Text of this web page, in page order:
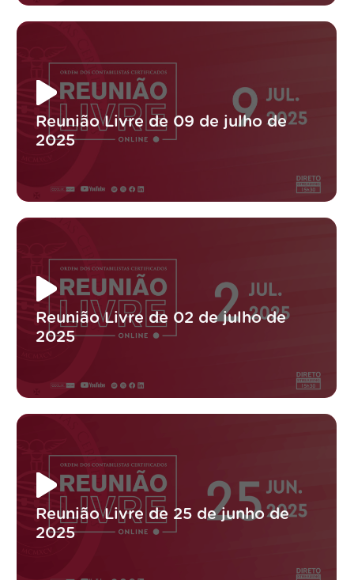
Reunião Livre de 09 de julho de
2025
Reunião Livre de 02 de julho de
2025
Reunião Livre de 25 de junho de
2025